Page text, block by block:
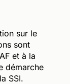
sur le
sont
et à la
démarche
SSI.